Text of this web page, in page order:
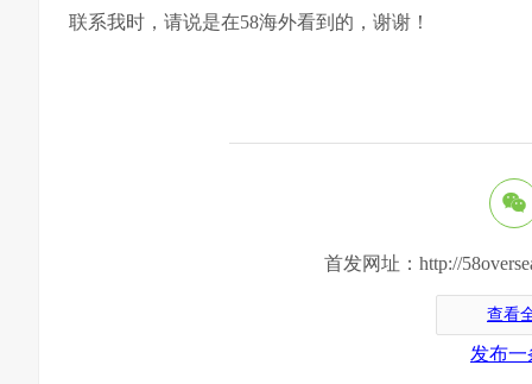
联系我时，请说是在58海外看到的，谢谢！
首发网址：http://
查看
发布